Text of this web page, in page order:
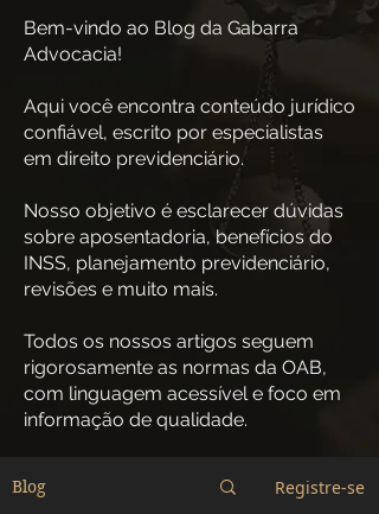
Bem-vindo ao Blog da Gabarra
Advocacia!
Aqui você encontra conteúdo jurídico
confiável, escrito por especialistas
em direito previdenciário.
Nosso objetivo é esclarecer dúvidas
sobre aposentadoria, benefícios do
INSS, planejamento previdenciário,
revisões e muito mais.
Todos os nossos artigos seguem
rigorosamente as normas da OAB,
com linguagem acessível e foco em
informação de qualidade.
Blog Registre-se